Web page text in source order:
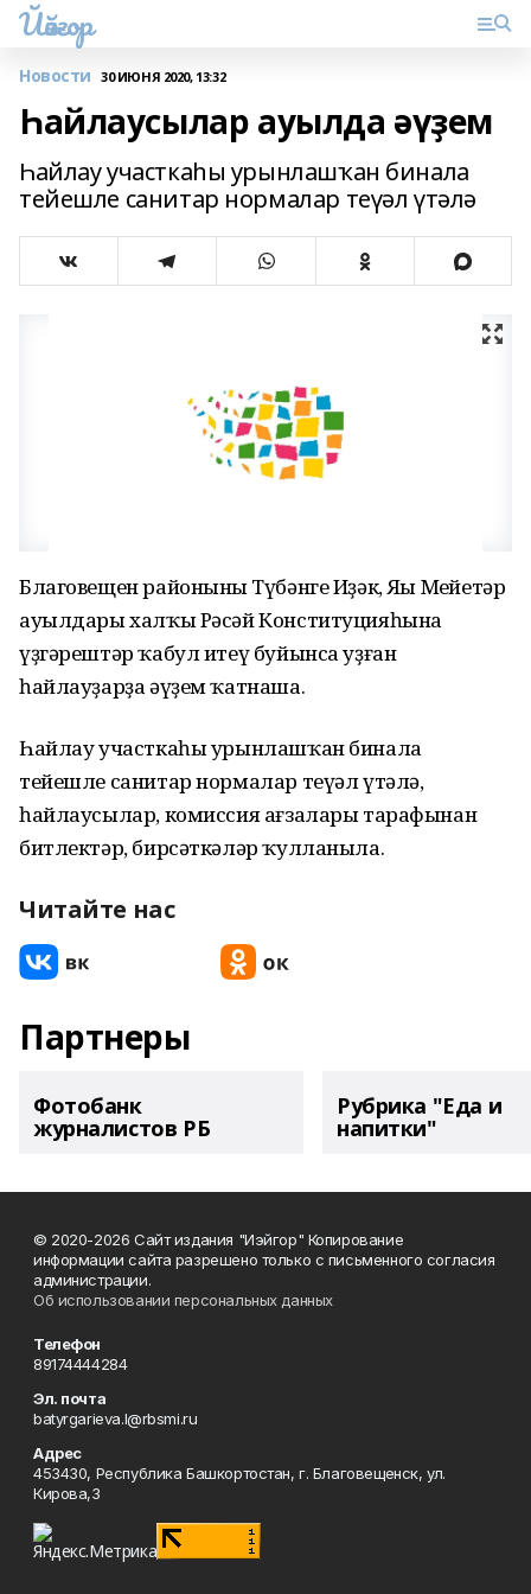
Йәйғор
Новости 30 ИЮНЯ 2020, 13:32
Һайлаусылар ауылда әүҙем
Һайлау участкаһы урынлашҡан бинала
тейешле санитар нормалар теүәл үтәлә
Благовещен районының Түбәнге Иҙәк, Яңы Меңйетәр
ауылдары халҡы Рәсәй Конституцияһына
үҙгәрештәр ҡабул итеү буйынса уҙған
һайлауҙарҙа әүҙем ҡатнаша.
Һайлау участкаһы урынлашҡан бинала
тейешле санитар нормалар теүәл үтәлә,
һайлаусылар, комиссия ағзалары тарафынан
битлектәр, бирсәткәләр ҡулланыла.
Читайте нас
Партнеры
Фотобанк
журналистов РБ
Рубрика "Еда и
напитки"
© 2020-2026 Сайт издания "Иэйгор" Копирование
информации сайта разрешено только с письменного согласия
администрации.
Об использовании персональных данных
Телефон
89174444284
Эл. почта
batyrgarieva.l@rbsmi.ru
Адрес
453430, Республика Башкортостан, г. Благовещенск, ул.
Кирова,3